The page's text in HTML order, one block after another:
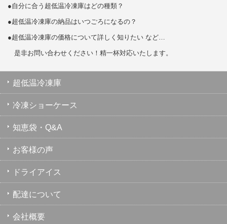
●自分に合う超低温冷凍庫はどの種類？
●超低温冷凍庫の納品はいつごろになるの？
●超低温冷凍庫の価格について詳しく知りたい など…
是非お問い合わせください！精一杯対応いたします。
超低温冷凍庫
冷凍ショーケース
知恵袋・Q&A
お客様の声
ドライアイス
配達について
会社概要